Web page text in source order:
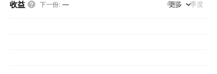
收益 下一份: — 年度 季度
更多